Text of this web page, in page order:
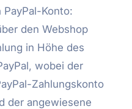
Konto:
den Webshop
in Höhe des
wobei der
Zahlungskonto
der angewiesene